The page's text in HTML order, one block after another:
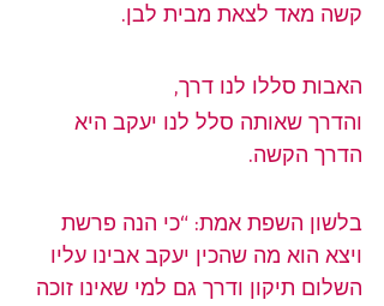
קשה מאד לצאת מבית לבן.
האבות סללו לנו דרך,
והדרך שאותה סלל לנו יעקב היא
הדרך הקשה.
בלשון השפת אמת: “כי הנה פרשת
ויצא הוא מה שהכין יעקב אבינו עליו
השלום תיקון ודרך גם למי שאינו זוכה